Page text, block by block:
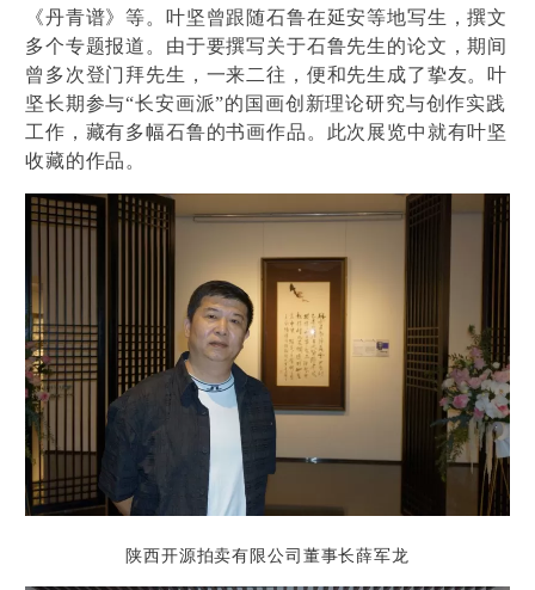
《丹青谱》等。叶坚曾跟随石鲁在延安等地写生，撰文
多个专题报道。由于要撰写关于石鲁先生的论文，期间
曾多次登门拜先生，一来二往，便和先生成了挚友。叶
坚长期参与“长安画派”的国画创新理论研究与创作实践
工作，藏有多幅石鲁的书画作品。此次展览中就有叶坚
收藏的作品。
陕西开源拍卖有限公司董事长薛军龙